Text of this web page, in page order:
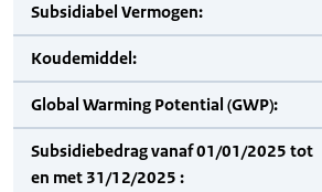
Subsidiabel Vermogen:
Koudemiddel:
Global Warming Potential (GWP):
Subsidiebedrag vanaf 01/01/2025 tot
en met 31/12/2025 :